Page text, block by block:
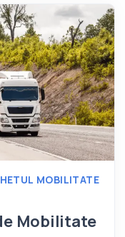
MOBILITATE
Mobilitate